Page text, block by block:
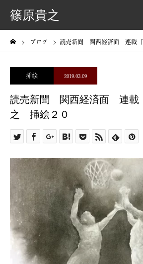
篠原貴之
ブログ 読売新聞 関西経済面 連載『
挿絵 2019.03.09
読売新聞 関西経済面 連載
之 挿絵２０